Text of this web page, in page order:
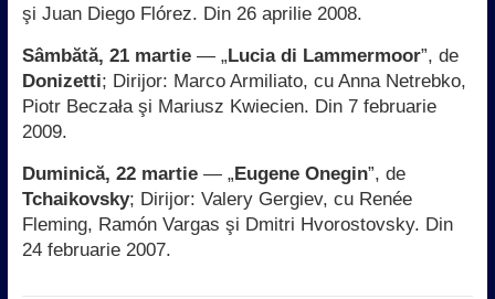
şi Juan Diego Flórez. Din 26 aprilie 2008.
Sâmbătă, 21 martie— „Lucia di Lammermoor”, de
Donizetti; Dirijor: Marco Armiliato, cu Anna Netrebko,
Piotr Beczała şi Mariusz Kwiecien. Din 7 februarie
2009.
Duminică, 22 martie— „Eugene Onegin”, de
Tchaikovsky; Dirijor: Valery Gergiev, cu Renée
Fleming, Ramón Vargas şi Dmitri Hvorostovsky. Din
24 februarie 2007.